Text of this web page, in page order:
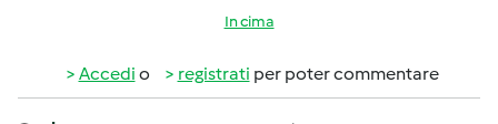
In cima
Accedi o registrati per poter commentare